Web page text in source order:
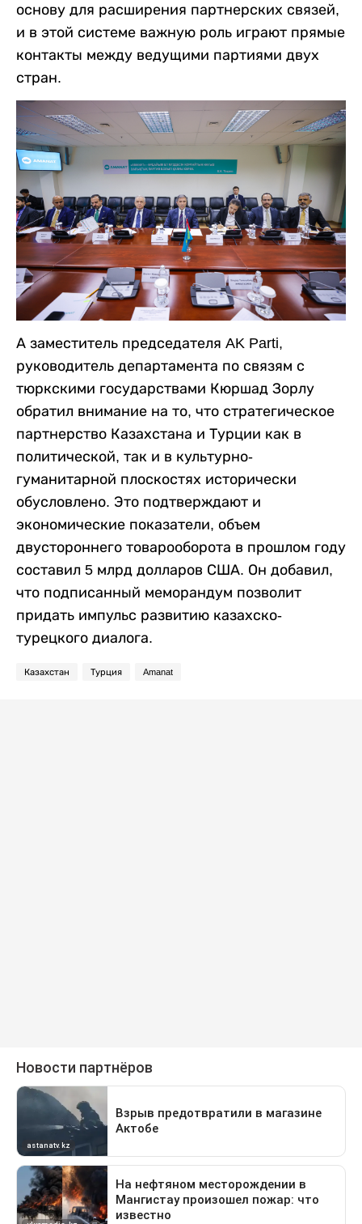
основу для расширения партнерских связей,
и в этой системе важную роль играют прямые
контакты между ведущими партиями двух
стран.
А заместитель председателя AK Parti,
руководитель департамента по связям с
тюркскими государствами Кюршад Зорлу
обратил внимание на то, что стратегическое
партнерство Казахстана и Турции как в
политической, так и в культурно-
гуманитарной плоскостях исторически
обусловлено. Это подтверждают и
экономические показатели, объем
двустороннего товарооборота в прошлом году
составил 5 млрд долларов США. Он добавил,
что подписанный меморандум позволит
придать импульс развитию казахско-
турецкого диалога.
Казахстан Турция Amanat